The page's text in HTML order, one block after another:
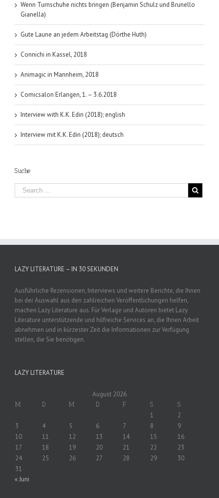
Wenn Turnschuhe nichts bringen (Benjamin Schulz und Brunello
Gianella)
Gute Laune an jedem Arbeitstag (Dörthe Huth)
Connichi in Kassel, 2018
Animagic in Mannheim, 2018
Comicsalon Erlangen, 1. – 3.6.2018
Interview with K.K. Edin (2018); english
Interview mit K.K. Edin (2018); deutsch
Suche
LAZY LITERATURE – IN 30 SEKUNDEN
Ausführliche Rezensionen, Interviews und weitere Berichte, die Ihnen
bei der Auswahl aus den zahlreichen Veröffentlichungen helfen,
machen Lazy Literature aus. Für Verlage und Autoren bietet Lazy
Literature unterstützende und hilfreiche Services an, die Ihnen Arbeit
abnehmen und in kürzester Zeit die Informationen zur Verfügung
stellen, die Sie benötigen.
LAZY LITERATURE
August 2026
M D M D F S S
1
2
3
4 5 6 7 8
9
10
11 12 13 14 15
16
17
18 19 20 21 22
23
24
25 26 27 28 29
30
31
« Juni